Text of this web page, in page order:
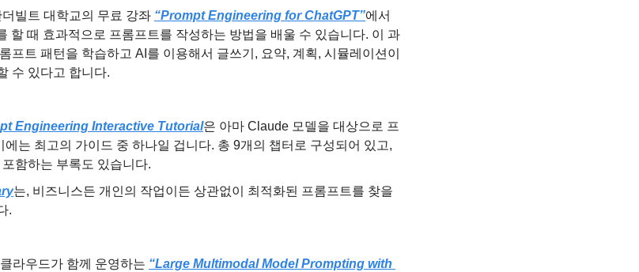
빌트 대학교의 무료 강좌 “Prompt Engineering for ChatGPT”에서
할 때 효과적으로 프롬프트를 작성하는 방법을 배울 수 있습니다. 이 과
프트 패턴을 학습하고 AI를 이용해서 글쓰기, 요약, 계획, 시뮬레이션이
수 있다고 합니다.
Engineering Interactive Tutorial은 아마 Claude 모델을 대상으로 프
는 최고의 가이드 중 하나일 겁니다. 총 9개의 챕터로 구성되어 있고,
함하는 부록도 있습니다.
는, 비즈니스든 개인의 작업이든 상관없이 최적화된 프롬프트를 찾을
.
라우드가 함께 운영하는 “Large Multimodal Model Prompting with